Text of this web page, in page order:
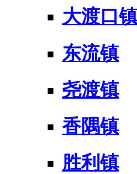
大渡口
东流镇
尧渡镇
香隅镇
胜利镇